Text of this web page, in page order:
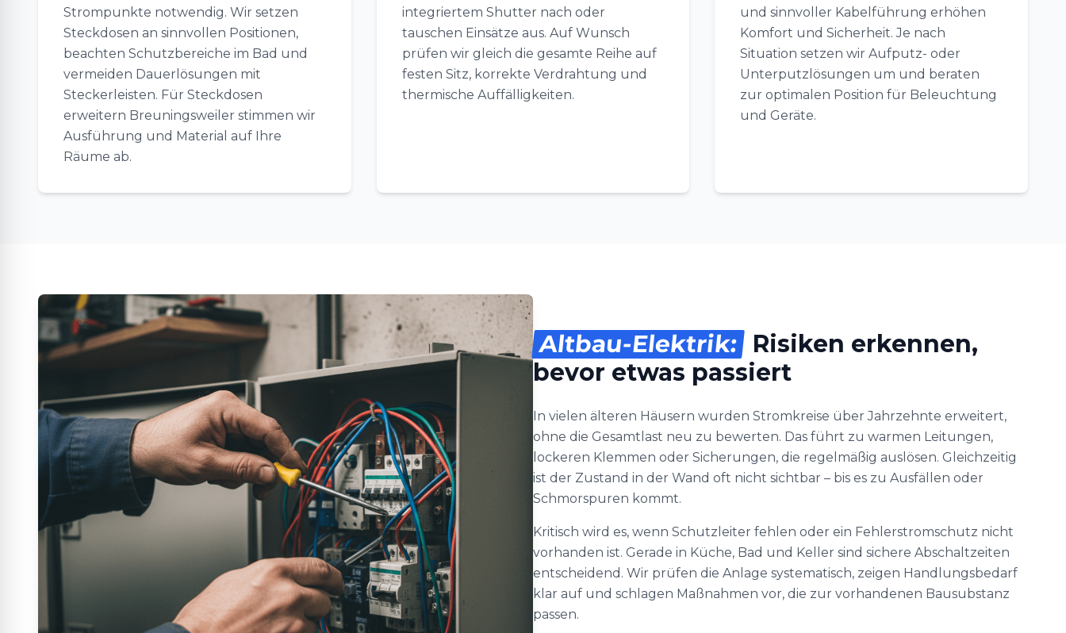
Strompunkte notwendig. Wir setzen
Steckdosen an sinnvollen Positionen,
beachten Schutzbereiche im Bad und
vermeiden Dauerlösungen mit
Steckerleisten. Für Steckdosen
erweitern Breuningsweiler stimmen wir
Ausführung und Material auf Ihre
Räume ab.
integriertem Shutter nach oder
tauschen Einsätze aus. Auf Wunsch
prüfen wir gleich die gesamte Reihe auf
festen Sitz, korrekte Verdrahtung und
thermische Auffälligkeiten.
und sinnvoller Kabelführung erhöhen
Komfort und Sicherheit. Je nach
Situation setzen wir Aufputz- oder
Unterputzlösungen um und beraten
zur optimalen Position für Beleuchtung
und Geräte.
Altbau-Elektrik: Risiken erkennen,
bevor etwas passiert
In vielen älteren Häusern wurden Stromkreise über Jahrzehnte erweitert,
ohne die Gesamtlast neu zu bewerten. Das führt zu warmen Leitungen,
lockeren Klemmen oder Sicherungen, die regelmäßig auslösen. Gleichzeitig
ist der Zustand in der Wand oft nicht sichtbar – bis es zu Ausfällen oder
Schmorspuren kommt.
Kritisch wird es, wenn Schutzleiter fehlen oder ein Fehlerstromschutz nicht
vorhanden ist. Gerade in Küche, Bad und Keller sind sichere Abschaltzeiten
entscheidend. Wir prüfen die Anlage systematisch, zeigen Handlungsbedarf
klar auf und schlagen Maßnahmen vor, die zur vorhandenen Bausubstanz
passen.